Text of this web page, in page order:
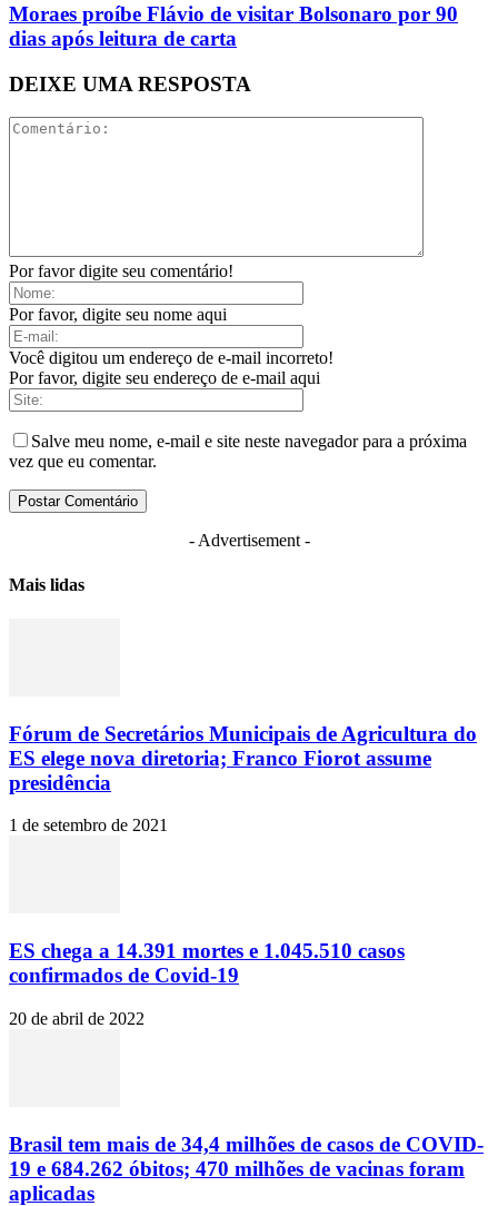
Moraes proíbe Flávio de visitar Bolsonaro por 90
dias após leitura de carta
DEIXE UMA RESPOSTA
Por favor digite seu comentário!
Por favor, digite seu nome aqui
Você digitou um endereço de e-mail incorreto!
Por favor, digite seu endereço de e-mail aqui
Salve meu nome, e-mail e site neste navegador para a próxima
vez que eu comentar.
- Advertisement -
Mais lidas
Fórum de Secretários Municipais de Agricultura do
ES elege nova diretoria; Franco Fiorot assume
presidência
1 de setembro de 2021
ES chega a 14.391 mortes e 1.045.510 casos
confirmados de Covid-19
20 de abril de 2022
Brasil tem mais de 34,4 milhões de casos de COVID-
19 e 684.262 óbitos; 470 milhões de vacinas foram
aplicadas